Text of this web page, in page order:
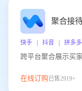
聚合接
快手 | 抖音 | 拼多
跨平台聚合展示买
在线订购已售2919+